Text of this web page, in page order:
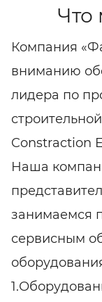
Что
Компания
вниманию
лидера по
Constraction
Наша
занимаемся
сервисным